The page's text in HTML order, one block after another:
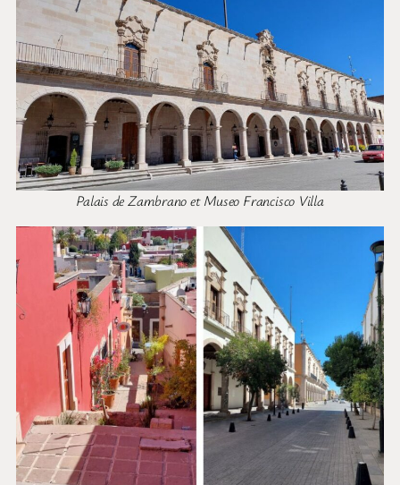
Palais de Zambrano et Museo Francisco Villa